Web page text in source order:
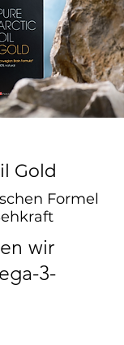
Gold
Formel
wir
3-